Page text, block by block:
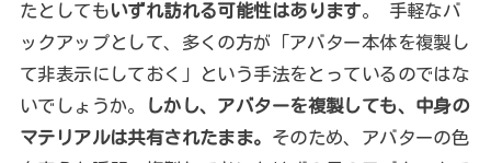
たとしてもいずれ訪れる可能性はあります。 手軽なバ
ックアップとして、多くの方が「アバター本体を複製し
て非表示にしておく」という手法をとっているのではな
いでしょうか。
しかし、アバターを複製しても、中身の
マテリアルは共有されたまま。 そのため、アバターの色